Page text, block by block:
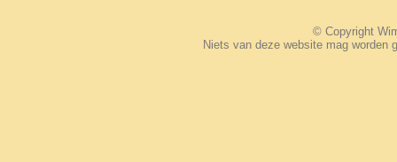
© Copyright
Niets van deze website mag worden